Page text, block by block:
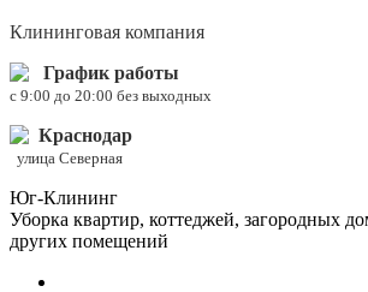
Клининговая компания
График работы
c 9:00 до 20:00 без выходных
Краснодар
улица Северная
Юг-Клининг
Уборка квартир, коттеджей, загородных
других помещений